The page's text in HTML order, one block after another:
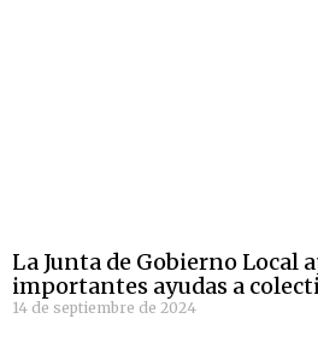
La Junta de Gobierno Local
importantes ayudas a
14 de septiembre de 2024